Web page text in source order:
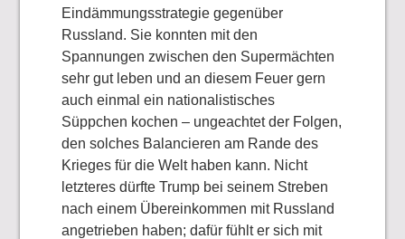
Eindämmungsstrategie gegenüber
Russland. Sie konnten mit den
Spannungen zwischen den Supermächten
sehr gut leben und an diesem Feuer gern
auch einmal ein nationalistisches
Süppchen kochen – ungeachtet der Folgen,
den solches Balancieren am Rande des
Krieges für die Welt haben kann. Nicht
letzteres dürfte Trump bei seinem Streben
nach einem Übereinkommen mit Russland
angetrieben haben; dafür fühlt er sich mit